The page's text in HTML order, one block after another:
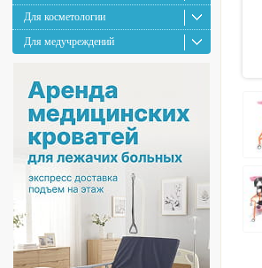
Для косметологии
Для медучреждений